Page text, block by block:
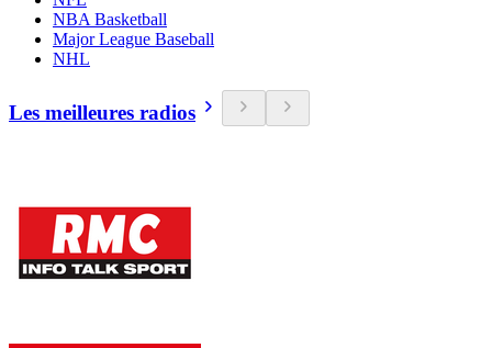
NBA Basketball
Major League Baseball
NHL
Les meilleures radios